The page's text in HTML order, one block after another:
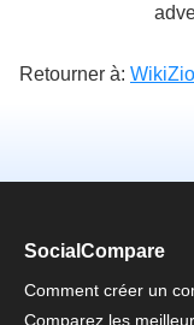
Retourner à: WikiZio
SocialCompare
Comment créer un
Comparez les